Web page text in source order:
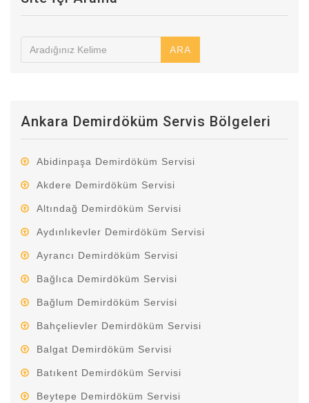
ARA
Ankara Demirdöküm Servis Bölgeleri
Abidinpaşa Demirdöküm Servisi
Akdere Demirdöküm Servisi
Altındağ Demirdöküm Servisi
Aydınlıkevler Demirdöküm Servisi
Ayrancı Demirdöküm Servisi
Bağlıca Demirdöküm Servisi
Bağlum Demirdöküm Servisi
Bahçelievler Demirdöküm Servisi
Balgat Demirdöküm Servisi
Batıkent Demirdöküm Servisi
Beytepe Demirdöküm Servisi